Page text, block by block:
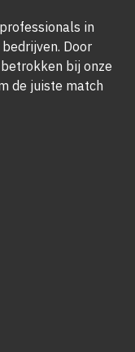
in
Door
bij onze
de juiste match